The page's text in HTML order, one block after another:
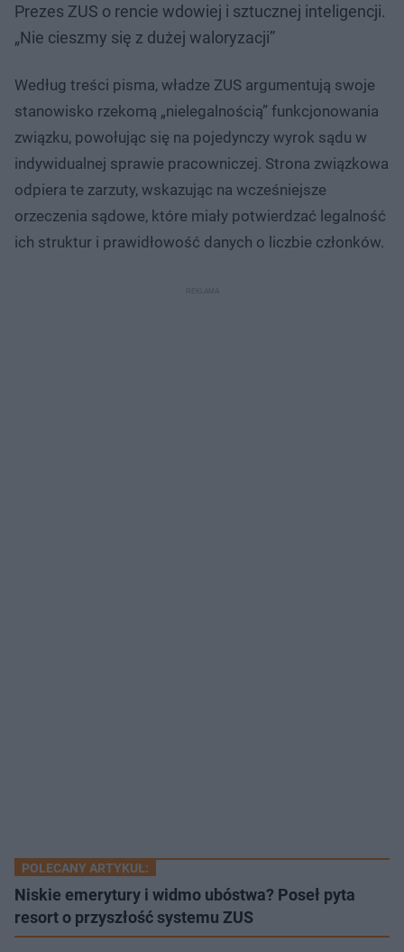
Prezes ZUS o rencie wdowiej i sztucznej inteligencji.
„Nie cieszmy się z dużej waloryzacji”
Według treści pisma, władze ZUS argumentują swoje
stanowisko rzekomą „nielegalnością” funkcjonowania
związku, powołując się na pojedynczy wyrok sądu w
indywidualnej sprawie pracowniczej. Strona związkowa
odpiera te zarzuty, wskazując na wcześniejsze
orzeczenia sądowe, które miały potwierdzać legalność
ich struktur i prawidłowość danych o liczbie członków.
POLECANY ARTYKUŁ:
Niskie emerytury i widmo ubóstwa? Poseł pyta
resort o przyszłość systemu ZUS